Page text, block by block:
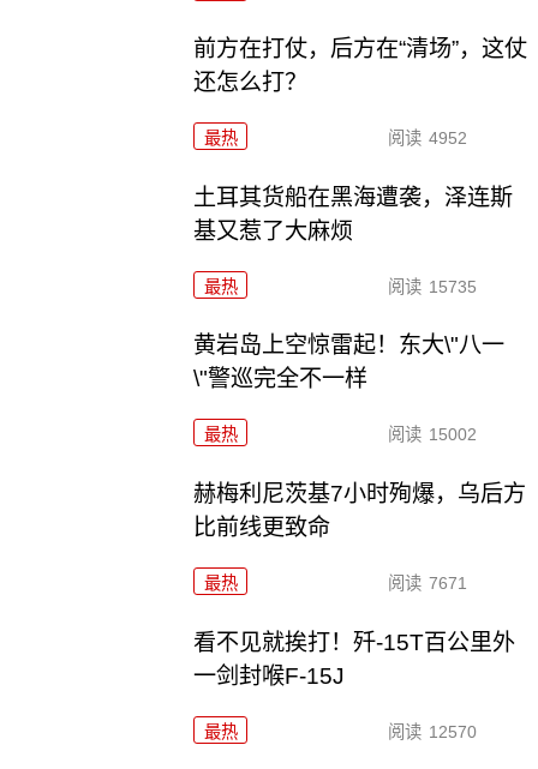
前方在打仗，后方在“清场”，这仗
还怎么打？
最热 阅读 4952
土耳其货船在黑海遭袭，泽连斯
基又惹了大麻烦
最热 阅读 15735
黄岩岛上空惊雷起！东大\"八一
\"警巡完全不一样
最热 阅读 15002
赫梅利尼茨基7小时殉爆，乌后方
比前线更致命
最热 阅读 7671
看不见就挨打！歼-15T百公里外
一剑封喉F-15J
最热 阅读 12570